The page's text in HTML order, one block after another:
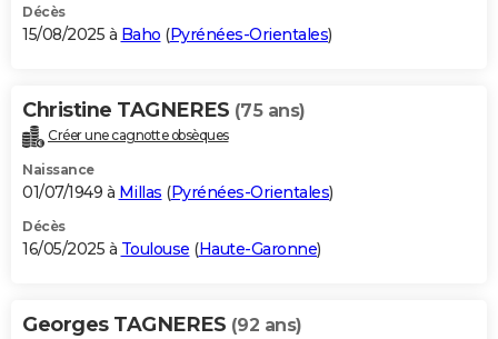
S'inscrire
Se connecter
Lycées
Collèges
Primaires
Universités
Entreprises
Service militaire
Avis de recherche
AVIS DE DÉCÈS
Bricolage
Lifestyle
Culture
Sport
Auto
Television
Voyage
Cinema
Décès
15/08/2025 à Baho (Pyrénées-Orientales)
Christine TAGNERES (75 ans)
Créer une cagnotte obsèques
Naissance
01/07/1949 à Millas (Pyrénées-Orientales)
Décès
16/05/2025 à Toulouse (Haute-Garonne)
Georges TAGNERES (92 ans)